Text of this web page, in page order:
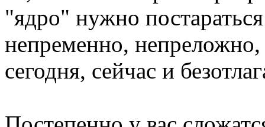
"ядро" нужно
непременно,
сегодня, сейчас и